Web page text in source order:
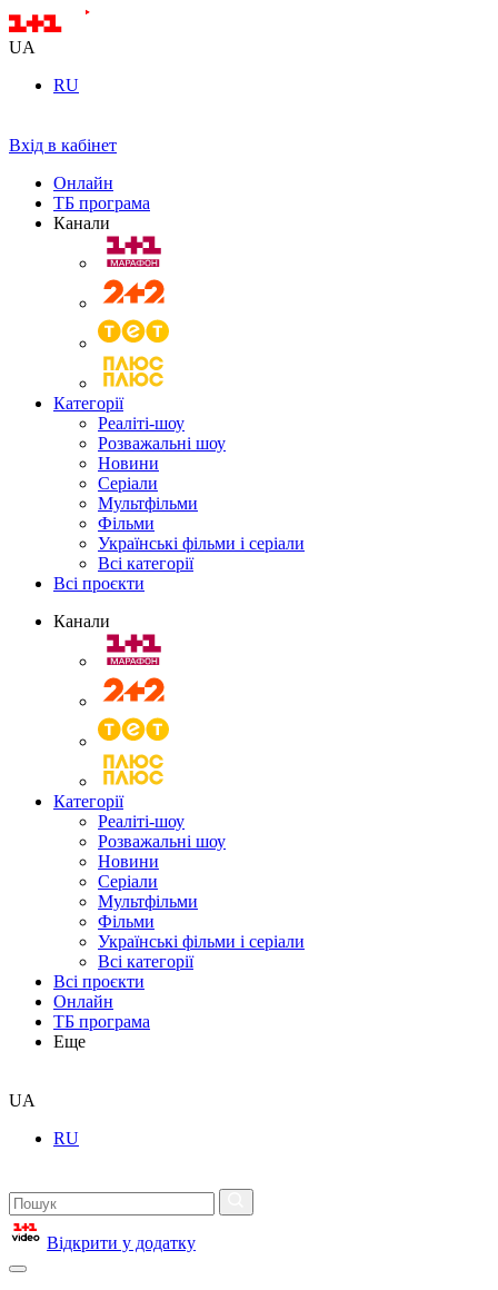
UA
RU
Вхід в кабінет
Онлайн
ТБ програма
Канали
Категорії
Реаліті-шоу
Розважальні шоу
Новини
Серіали
Мультфільми
Фільми
Українські фільми і серіали
Всі категорії
Всі проєкти
Канали
Категорії
Реаліті-шоу
Розважальні шоу
Новини
Серіали
Мультфільми
Фільми
Українські фільми і серіали
Всі категорії
Всі проєкти
Онлайн
ТБ програма
Еще
UA
RU
Відкрити у додатку